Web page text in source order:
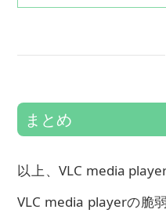
まとめ
以上、VLC media
VLC media playerの脆